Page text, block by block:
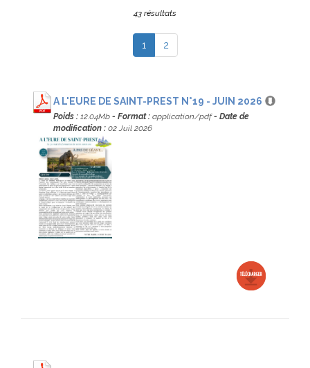
43 résultats
1 (current)
2
A L'EURE DE SAINT-PREST N°19 - JUIN 2026
Poids : 12.04Mb - Format : application/pdf- Date de
modification : 02 Juil 2026